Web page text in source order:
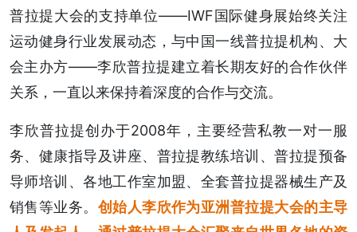
普拉提大会的支持单位——IWF国际健身展始终关注
运动健身行业发展动态，与中国一线普拉提机构、大
会主办方——李欣普拉提建立着长期友好的合作伙伴
关系，一直以来保持着深度的合作与交流。
李欣普拉提创办于2008年，主要经营私教一对一服
务、健康指导及讲座、普拉提教练培训、普拉提预备
导师培训、各地工作室加盟、全套普拉提器械生产及
销售等业务。 创始人李欣作为亚洲普拉提大会的主导